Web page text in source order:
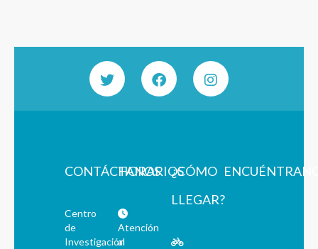
CONTÁCTANOS
Centro
de
Investigación
HORARIOS
Atención
al
¿CÓMO
LLEGAR?